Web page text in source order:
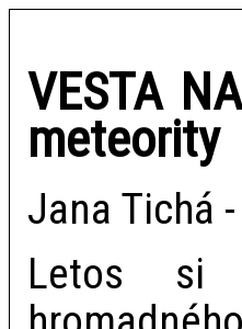
VESTA
meteority
Jana Tichá
Letos si